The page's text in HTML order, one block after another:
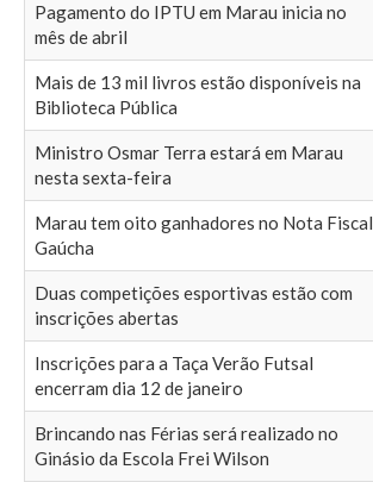
Pagamento do IPTU em Marau inicia no
mês de abril
Mais de 13 mil livros estão disponíveis na
Biblioteca Pública
Ministro Osmar Terra estará em Marau
nesta sexta-feira
Marau tem oito ganhadores no Nota Fiscal
Gaúcha
Duas competições esportivas estão com
inscrições abertas
Inscrições para a Taça Verão Futsal
encerram dia 12 de janeiro
Brincando nas Férias será realizado no
Ginásio da Escola Frei Wilson